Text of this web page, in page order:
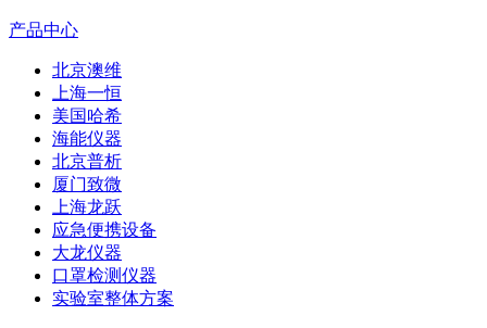
产品中心
北京澳维
上海一恒
美国哈希
海能仪器
北京普析
厦门致微
上海龙跃
应急便携设备
大龙仪器
口罩检测仪器
实验室整体方案